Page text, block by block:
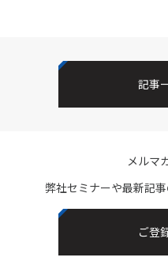
o
l
記事
メルマ
弊社セミナーや最新記
ご登